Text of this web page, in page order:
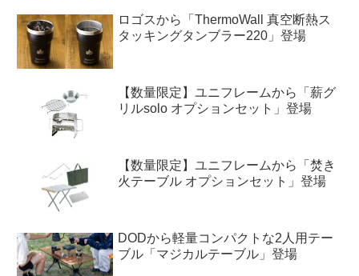
ロゴスから「ThermoWall 真空断熱ス
タッキングタンブラー220」登場
【数量限定】ユニフレームから「薪グ
リルsolo オプションセット」登場
【数量限定】ユニフレームから「焚き
火テーブル オプションセット」登場
DODから軽量コンパクトな2人用テー
ブル「マジカルテーブル」登場